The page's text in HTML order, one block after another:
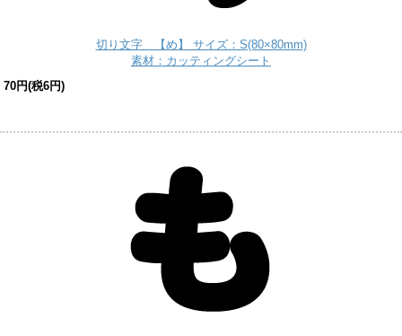
切り文字 【め】 サイズ：S(80×80mm)
素材：カッティングシート
70円(税6円)